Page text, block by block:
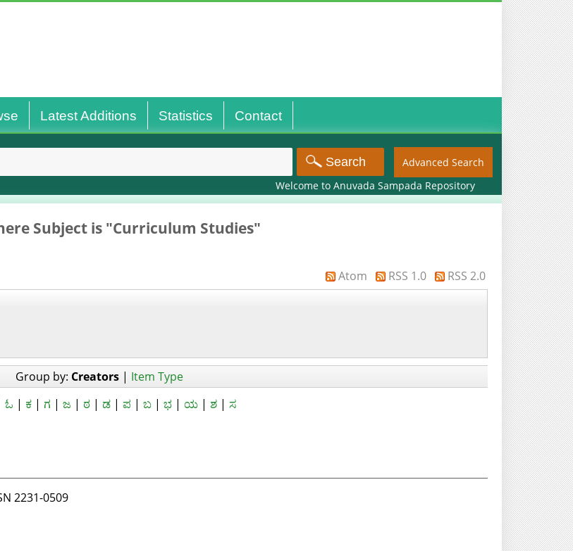
Latest Additions Statistics Contact
Advanced Search
Welcome to Anuvada Sampada Repository
Subject is "Curriculum Studies"
Atom RSS 1.0 RSS 2.0
Group by: Creators | Item Type
ಓ | ಕ| ಗ | ಜ | ಠ| ಡ| ಪ | ಬ| ಭ| ಯ| ಶ| ಸ
2231-0509